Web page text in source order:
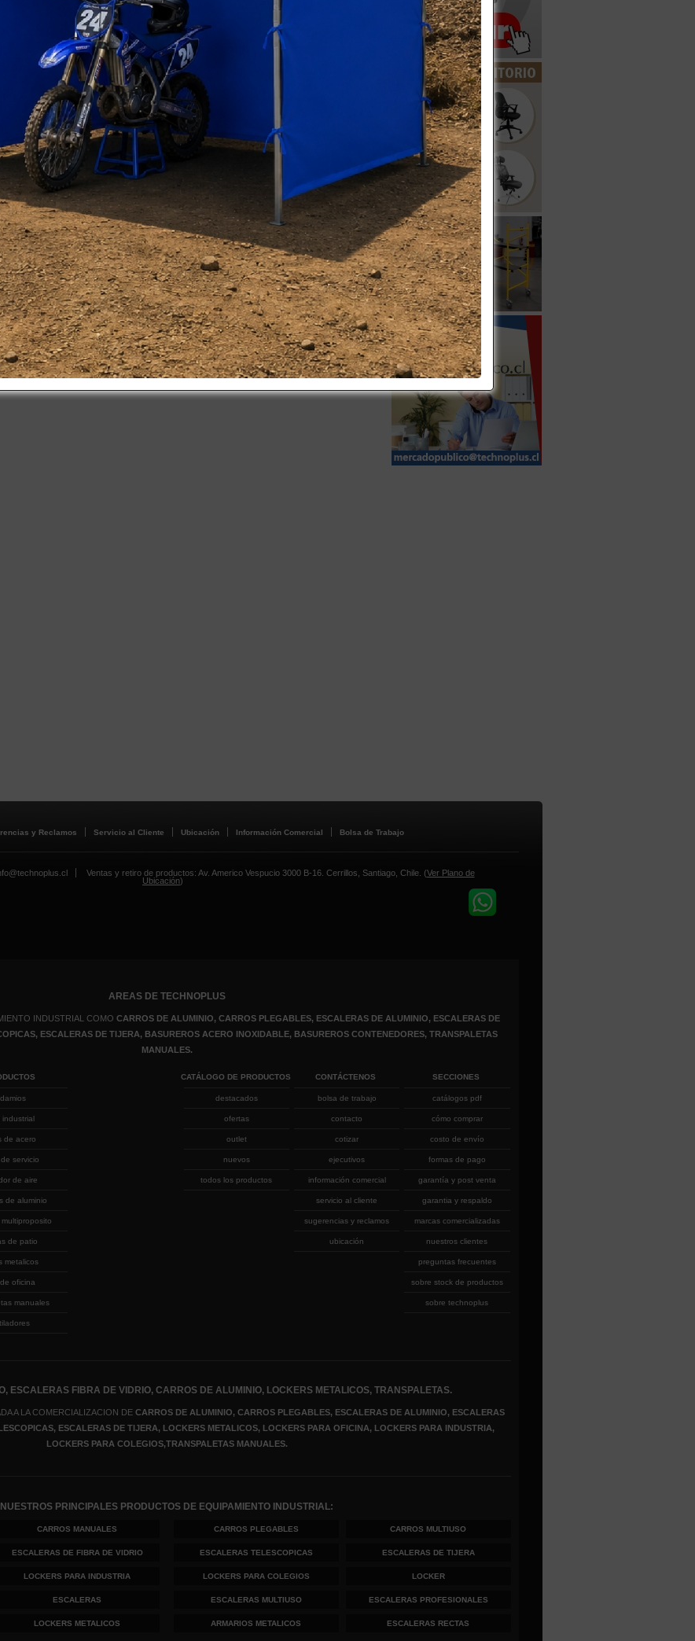
y Reclamos Servicio al Cliente Ubicación Información Comercial Bolsa de Trabajo
Ventas y retiro de productos: Av. Americo Vespucio 3000 B-16. Cerrillos, Santiago, Chile. (Ver Plano de
Ubicación)
AREAS DE TECHNOPLUS
INDUSTRIAL COMO CARROS DE ALUMINIO, CARROS PLEGABLES, ESCALERAS DE ALUMINIO, ESCALERAS DE
ESCALERAS DE TIJERA, BASUREROS ACERO INOXIDABLE, BASUREROS CONTENEDORES, TRANSPALETAS
MANUALES.
de acero
servicio
de aire
de aluminio
de patio
metalicos
oficina
manuales
CATÁLOGO DE PRODUCTOS
destacados
ofertas
outlet
nuevos
todos los productos
CONTÁCTENOS
bolsa de trabajo
contacto
cotizar
ejecutivos
información comercial
servicio al cliente
sugerencias y reclamos
ubicación
SECCIONES
catálogos pdf
cómo comprar
costo de envío
formas de pago
garantía y post venta
garantia y respaldo
marcas comercializadas
nuestros clientes
preguntas frecuentes
sobre stock de productos
sobre technoplus
ESCALERAS FIBRA DE VIDRIO, CARROS DE ALUMINIO, LOCKERS METALICOS, TRANSPALETAS.
A LA COMERCIALIZACION DE CARROS DE ALUMINIO, CARROS PLEGABLES, ESCALERAS DE ALUMINIO, ESCALERAS
ESCALERAS DE TIJERA, LOCKERS METALICOS, LOCKERS PARA OFICINA, LOCKERS PARA INDUSTRIA,
LOCKERS PARA COLEGIOS,TRANSPALETAS MANUALES.
NUESTROS PRINCIPALES PRODUCTOS DE EQUIPAMIENTO INDUSTRIAL:
CARROS MANUALES CARROS PLEGABLES CARROS MULTIUSO
ESCALERAS DE FIBRA DE VIDRIO ESCALERAS TELESCOPICAS ESCALERAS DE TIJERA
LOCKERS PARA INDUSTRIA LOCKERS PARA COLEGIOS LOCKER
ESCALERAS ESCALERAS MULTIUSO ESCALERAS PROFESIONALES
LOCKERS METALICOS ARMARIOS METALICOS ESCALERAS RECTAS